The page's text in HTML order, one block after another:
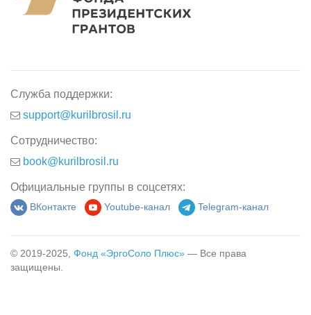
Служба поддержки:
support@kurilbrosil.ru
Сотрудничество:
book@kurilbrosil.ru
Официальные группы в соцсетях:
ВКонтакте Youtube-канал Telegram-канал
© 2019-2025, Фонд «ЭргоСоло Плюс» — Все права
защищены.